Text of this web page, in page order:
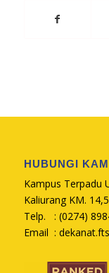
HUBUNGI
Kampus Terpadu
Kaliurang KM.
Telp. : (0274)
Email :